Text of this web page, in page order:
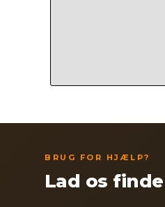
BRUG FOR HJÆLP?
Lad os